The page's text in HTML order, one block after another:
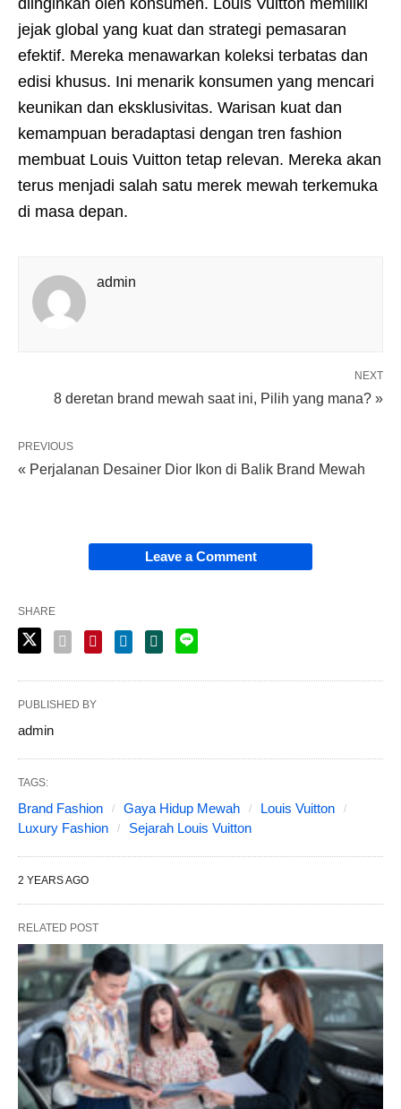
diinginkan oleh konsumen. Louis Vuitton memiliki
jejak global yang kuat dan strategi pemasaran
efektif. Mereka menawarkan koleksi terbatas dan
edisi khusus. Ini menarik konsumen yang mencari
keunikan dan eksklusivitas. Warisan kuat dan
kemampuan beradaptasi dengan tren fashion
membuat Louis Vuitton tetap relevan. Mereka akan
terus menjadi salah satu merek mewah terkemuka
di masa depan.
admin
NEXT
8 deretan brand mewah saat ini, Pilih yang mana? »
PREVIOUS
« Perjalanan Desainer Dior Ikon di Balik Brand Mewah
Leave a Comment
SHARE
PUBLISHED BY
admin
TAGS:
Brand Fashion Gaya Hidup Mewah
Louis Vuitton
Luxury Fashion
Sejarah Louis Vuitton
2 YEARS AGO
RELATED POST